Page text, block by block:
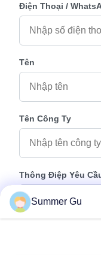
Điện Thoại /
Tên
Tên Công Ty
Thông Điệp Yêu
Summer Gu